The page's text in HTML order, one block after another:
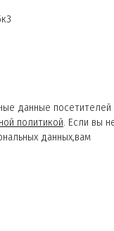
данные посетителей
политикой. Если вы
данных,вам